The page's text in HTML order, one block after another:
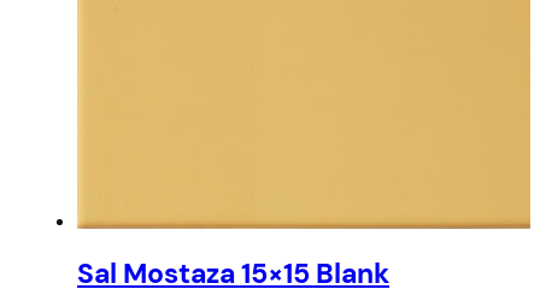
Sal Mostaza 15×15 Blank